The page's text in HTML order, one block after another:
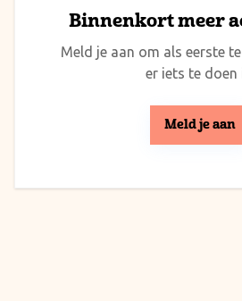
Binnenkort meer
Meld je aan om als eerste
er iets te doen
Meld je aan